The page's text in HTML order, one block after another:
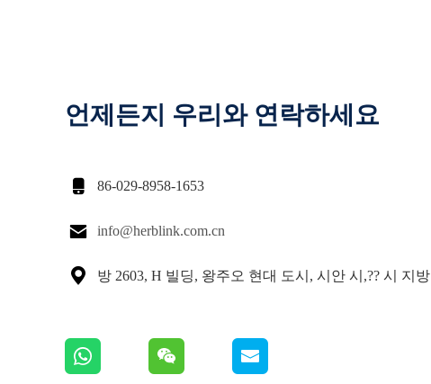
언제든지 우리와 연락하세요
 86-029-8958-1653
 info@herblink.com.cn
 방 2603, H 빌딩, 왕주오 현대 도시, 시안 시,?? 시 지방